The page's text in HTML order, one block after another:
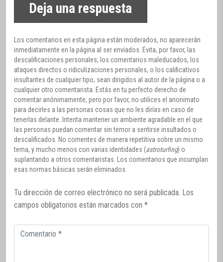
Deja una respuesta
Los comentarios en esta página están moderados, no aparecerán
inmediatamente en la página al ser enviados. Evita, por favor, las
descalificaciones personales, los comentarios maleducados, los
ataques directos o ridiculizaciones personales, o los calificativos
insultantes de cualquier tipo, sean dirigidos al autor de la página o a
cualquier otro comentarista. Estás en tu perfecto derecho de
comentar anónimamente, pero por favor, no utilices el anonimato
para decirles a las personas cosas que no les dirías en caso de
tenerlas delante. Intenta mantener un ambiente agradable en el que
las personas puedan comentar sin temor a sentirse insultados o
descalificados. No comentes de manera repetitiva sobre un mismo
tema, y mucho menos con varias identidades (astroturfing) o
suplantando a otros comentaristas. Los comentarios que incumplan
esas normas básicas serán eliminados.
Tu dirección de correo electrónico no será publicada. Los
campos obligatorios están marcados con *
Comentario